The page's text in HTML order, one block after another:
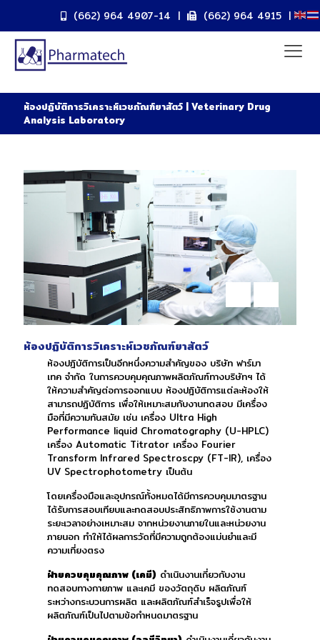
(662) 964 4907-14 | (662) 964 4915 |
ห้องปฏิบัติการวิเคราะห์เวชภัณฑ์ยาสัตว์ | Veterinary Drug
Analysis Laboratory
ห้องปฏิบัติการวิเคราะห์เวชภัณฑ์ยาสัตว์
ห้องปฎิบัติการเป็นอีกหนึ่งความสำคัญของ บริษัท ฟาร์มา
เทค จำกัด ในการควบคุมคุณภาพผลิตภัณฑ์ทางบริษัทฯ ได้
ให้ความสำคัญต่อการออกแบบ ห้องปฎิบัติการแต่ละห้องให้
สามารถปฎิบัติการ เพื่อให้เหมาะสมกับงานทดสอบ มีเครื่อง
มือที่มีความทันสมัย เช่น เครื่อง Ultra High
Performance liquid Chromatography (U-HPLC)
เครื่อง Automatic Titrator เครื่อง Fourier
Transform Infrared Spectroscpy (FT-IR), เครื่อง
UV Spectrophotometry เป็นต้น
โดยเครื่องมือและอุปกรณ์ทั้งหมดได้มีการควบคุมมาตรฐาน
ได้รับการสอบเทียบและทดสอบประสิทธิภาพการใช้งานตาม
ระยะเวลาอย่างเหมาะสม จากหน่วยงานภายในและหน่วยงาน
ภายนอก ทำให้ได้ผลการวัดที่มีความถูกต้องแม่นยำและมี
ความเที่ยงตรง
ฝ่ายควบคุมคุณภาพ (เคมี) ดำเนินงานเกี่ยวกับงาน
ทดสอบทางกายภาพ และเคมี ของวัตถุดิบ ผลิตภัณฑ์
ระหว่างกระบวนการผลิต และผลิตภัณฑ์สำเร็จรูปเพื่อให้
ผลิตภัณฑ์เป็นไปตามข้อกำหนดมาตรฐาน